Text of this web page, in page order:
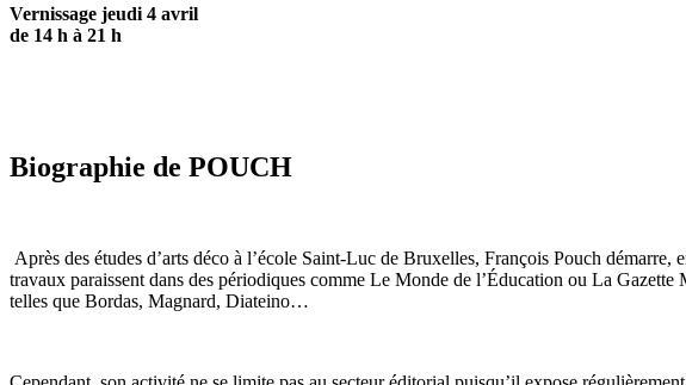
Vernissage jeudi 4 avril
de 14 h à 21 h
Biographie de POUCH
Après des études d’arts déco à l’école Saint-Luc de Bruxelles, François Pouch
travaux paraissent dans des périodiques comme Le Monde de l’Éducation ou La
telles que Bordas, Magnard, Diateino…